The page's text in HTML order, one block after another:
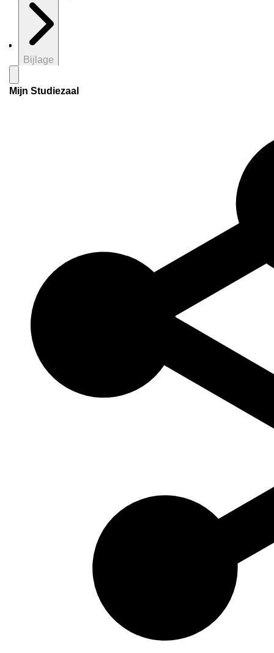
Bijlage
Mijn Studiezaal